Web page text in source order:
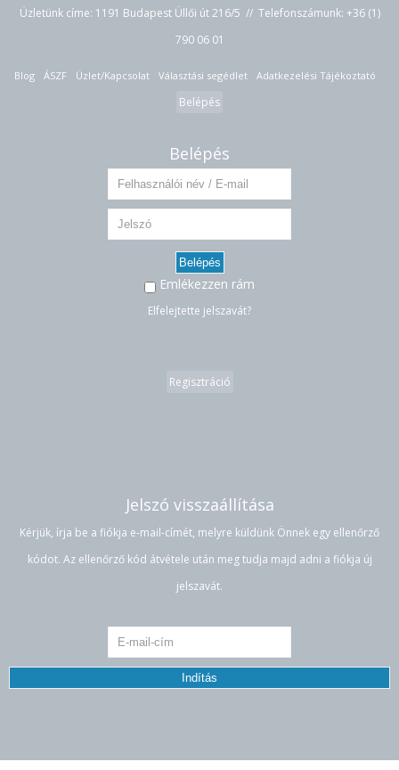
Üzletünk címe: 1191 Budapest Üllői út 216/5 // Telefonszámunk: +36 (1)
790 06 01
Blog ÁSZF Üzlet/Kapcsolat Választási segédlet Adatkezelési Tájékoztató
Belépés
Belépés
Belépés
Emlékezzen rám
Elfelejtette jelszavát?
Regisztráció
Jelszó visszaállítása
Kérjük, írja be a fiókja e-mail-címét, melyre küldünk Önnek egy ellenőrző
kódot. Az ellenőrző kód átvétele után meg tudja majd adni a fiókja új
jelszavát.
Indítás